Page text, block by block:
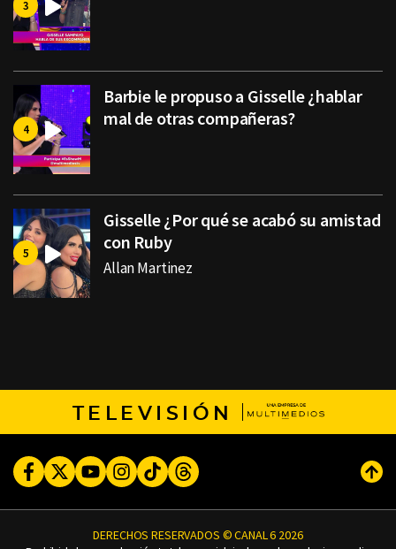
Barbie le propuso a Gisselle ¿hablar
mal de otras compañeras?
Gisselle ¿Por qué se acabó su amistad
con Ruby
Allan Martinez
TELEVISIÓN
FacebookTwitterYoutubeInstagram
TikTokThreads
DERECHOS RESERVADOS © CANAL 6 2026